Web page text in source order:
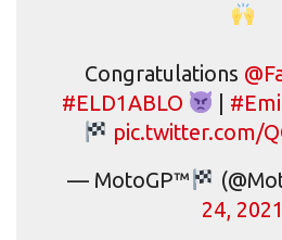
Congratulations
#ELD1ABLO
pic.twitter.com/
— MotoGP™
24, 2021